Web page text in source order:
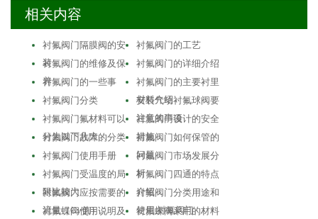
相关内容
衬氟阀门隔膜阀的安
装
衬氟阀门的工艺
衬氟阀门的维修及保
养
衬氟阀门的详细介绍
衬氟阀门的一些事
衬氟阀门的主要衬里
材料介绍
衬氟阀门分类
安装气动衬氟球阀要
注意的事项
衬氟阀门氟材料可以
分为以下几大…
衬氟阀门设计的安全
措施
衬氟阀门故障的分类
衬氟阀门如何保管的
问题
衬氟阀门使用手册
衬氟阀门市场发展分
析
衬氟阀门受温度的局
限比较大
衬氟阀门四通的特点
介绍
衬氟阀门应按需要的
流量（Cv值）…
衬氟阀门分类用途和
使用,衬氟阀门…
衬氟蝶阀使用说明及
衬氟蝶阀采用的材料